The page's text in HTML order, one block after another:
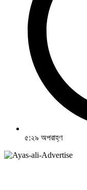
৫:২৯ অপরাহ্ণ